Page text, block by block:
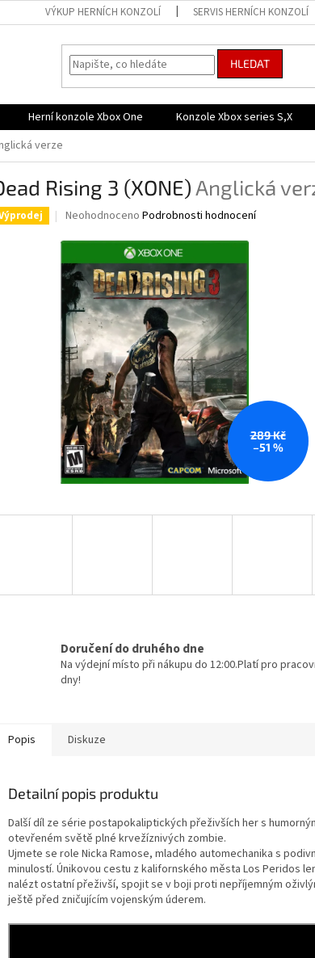
VÝKUP HERNÍCH KONZOLÍ SERVIS HERNÍCH KONZOLÍ
HLEDAT
Herní konzole Xbox One Konzole Xbox series S,X
verze
Rising 3 (XONE)Anglická
Průměrné
produktu
je
0,0
5
hvězdiček.
Neohodnoceno Podrobnosti hodnocení
289 Kč
–51 %
Doručení do druhého dne
Na výdejní místo při nákupu do 12:00.Platí pro
dny!
Popis Diskuze
Detailní popis produktu
Další díl ze série postapokaliptických přeživších her s
otevřeném světě plné krvežíznivých zombie.
Ujmete se role Nicka Ramose, mladého automechanika s
minulostí. Únikovou cestu z kalifornského města Los Peridos
nalézt ostatní přeživší, spojit se v boji proti nepříjemným
ještě před zničujícím vojenským úderem.